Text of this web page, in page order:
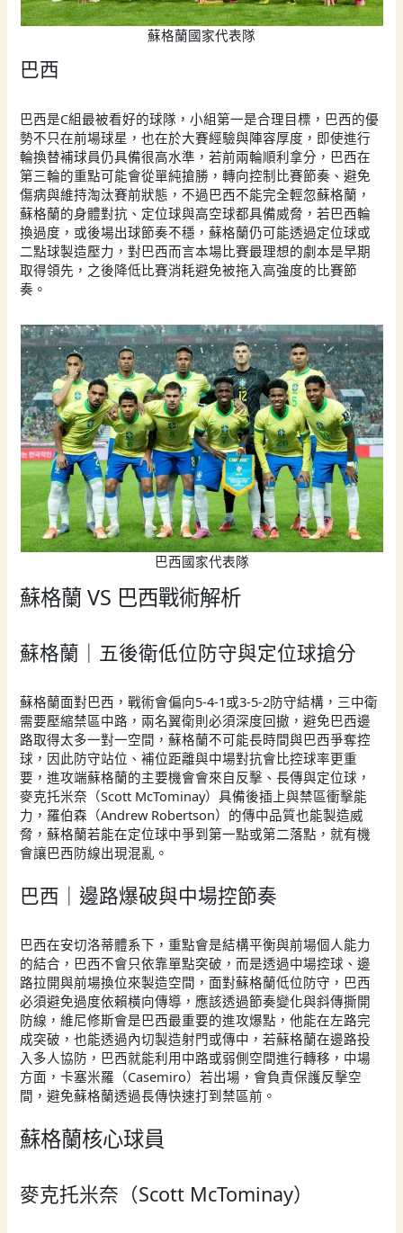
蘇格蘭國家代表隊
巴西
巴西是C組最被看好的球隊，小組第一是合理目標，巴西的優
勢不只在前場球星，也在於大賽經驗與陣容厚度，即使進行
輪換替補球員仍具備很高水準，若前兩輪順利拿分，巴西在
第三輪的重點可能會從單純搶勝，轉向控制比賽節奏、避免
傷病與維持淘汰賽前狀態，不過巴西不能完全輕忽蘇格蘭，
蘇格蘭的身體對抗、定位球與高空球都具備威脅，若巴西輪
換過度，或後場出球節奏不穩，蘇格蘭仍可能透過定位球或
二點球製造壓力，對巴西而言本場比賽最理想的劇本是早期
取得領先，之後降低比賽消耗避免被拖入高強度的比賽節
奏。
巴西國家代表隊
蘇格蘭 VS 巴西戰術解析
蘇格蘭｜五後衛低位防守與定位球搶分
蘇格蘭面對巴西，戰術會偏向5-4-1或3-5-2防守結構，三中衛
需要壓縮禁區中路，兩名翼衛則必須深度回撤，避免巴西邊
路取得太多一對一空間，蘇格蘭不可能長時間與巴西爭奪控
球，因此防守站位、補位距離與中場對抗會比控球率更重
要，進攻端蘇格蘭的主要機會會來自反擊、長傳與定位球，
麥克托米奈（Scott McTominay）具備後插上與禁區衝擊能
力，羅伯森（Andrew Robertson）的傳中品質也能製造威
脅，蘇格蘭若能在定位球中爭到第一點或第二落點，就有機
會讓巴西防線出現混亂。
巴西｜邊路爆破與中場控節奏
巴西在安切洛蒂體系下，重點會是結構平衡與前場個人能力
的結合，巴西不會只依靠單點突破，而是透過中場控球、邊
路拉開與前場換位來製造空間，面對蘇格蘭低位防守，巴西
必須避免過度依賴橫向傳導，應該透過節奏變化與斜傳撕開
防線，維尼修斯會是巴西最重要的進攻爆點，他能在左路完
成突破，也能透過內切製造射門或傳中，若蘇格蘭在邊路投
入多人協防，巴西就能利用中路或弱側空間進行轉移，中場
方面，卡塞米羅（Casemiro）若出場，會負責保護反擊空
間，避免蘇格蘭透過長傳快速打到禁區前。
蘇格蘭核心球員
麥克托米奈（Scott McTominay）